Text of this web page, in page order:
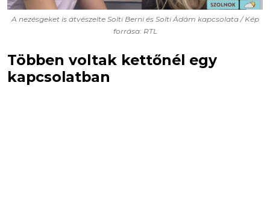
A nezésgeket is átvészelte Solti Berni és Solti Ádám kapcsolata / Kép
forrása: RTL
Többen voltak kettőnél egy
kapcsolatban